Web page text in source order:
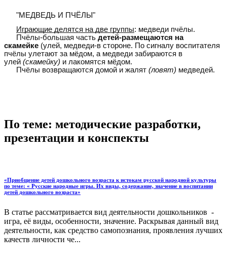
"МЕДВЕДЬ И ПЧЁЛЫ"
Играющие делятся на две группы: медведи пчёлы.
Пчёлы-большая часть детей-размещаются на
скамейке (улей, медведи-в стороне. По сигналу воспитателя
пчёлы улетают за мёдом, а медведи забираются в
улей (скамейку) и лакомятся мёдом.
Пчёлы возвращаются домой и жалят (ловят) медведей.
По теме: методические разработки,
презентации и конспекты
«Приобщение детей дошкольного возраста к истокам русской народной культуры
по теме: « Русские народные игры. Их виды, содержание, значение в воспитании
детей дошкольного возраста»
В статье рассматривается вид деятельности дошкольников -
игра, её виды, особенности, значение. Раскрывая данный вид
деятельности, как средство самопознания, проявления лучших
качеств личности че...